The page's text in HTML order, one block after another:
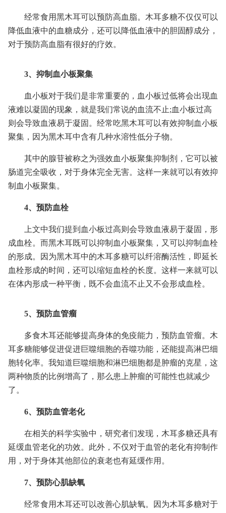
经常食用黑木耳可以预防高血脂。木耳多糖不仅仅可以
降低血液中的血糖成分，还可以降低血液中的胆固醇成分，
对于预防高血脂有很好的疗效。
3、抑制血小板聚集
血小板对于我们是非常重要的，血小板过低将会出现血
液难以凝固的现象，就是我们常说的血流不止;血小板过高
则会导致血液易于凝固。经常吃黑木耳可以有效抑制血小板
聚集，因为黑木耳中含有几种水溶性低分子物。
其中的腺苷被称之为强效血小板聚集抑制剂，它可以被
肠道完全吸收，对于身体完全无害。这样一来就可以有效抑
制血小板聚集。
4、预防血栓
上文中我们提到血小板过高则会导致血液易于凝固，形
成血栓。而黑木耳既可以抑制血小板聚集，又可以抑制血栓
的形成。因为黑木耳中的木耳多糖可以纤溶酶活性，即延长
血栓形成的时间，还可以缩短血栓的长度。这样一来就可以
在体内形成一种平衡，既不会血流不止又不会形成血栓。
5、预防血管瘤
多食木耳还能够提高身体的免疫能力，预防血管瘤。木
耳多糖能够促进促进巨噬细胞的吞噬功能，还能提高淋巴细
胞转化率。我知道巨噬细胞和淋巴细胞都是肿瘤的克星，这
两种物质的比例增高了，那么患上肿瘤的可能性也就减少
了。
6、预防血管老化
在相关的科学实验中，研究者们发现，木耳多糖还具有
延缓血管老化的功效。此外，不仅对于血管的老化有抑制作
用，对于身体其他部位的衰老也有延缓作用。
7、预防心肌缺氧
经常食用木耳还可以改善心肌缺氧。因为木耳多糖对于